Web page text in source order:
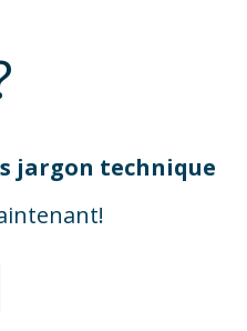
jargon technique